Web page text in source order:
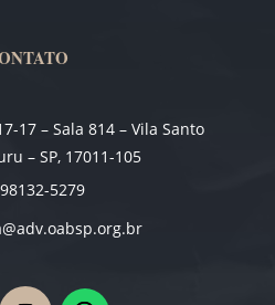
17 – Sala 814 – Vila Santo
– SP, 17011-105
5279